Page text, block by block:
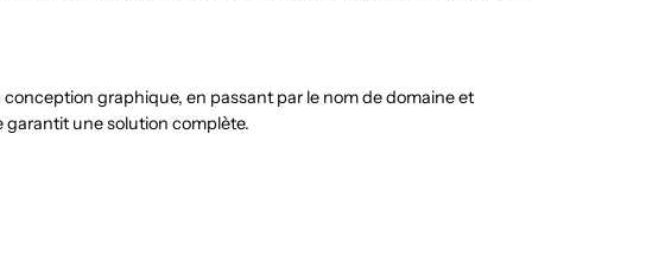
graphique, en passant par le nom de domaine et
une solution complète.